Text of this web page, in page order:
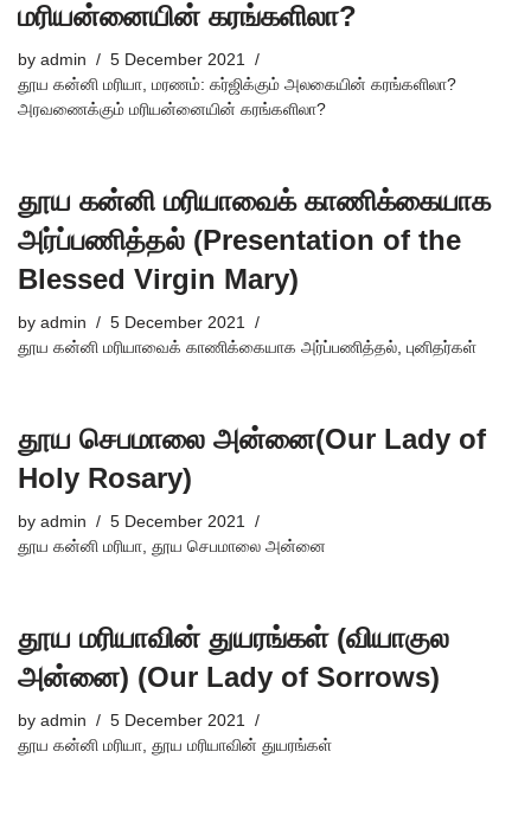
மரியன்னையின் கரங்களிலா?
by admin
5 December 2021
தூய கன்னி மரியா, மரணம்: கர்ஜிக்கும் அலகையின் கரங்களிலா?
அரவணைக்கும் மரியன்னையின் கரங்களிலா?
தூய கன்னி மரியாவைக் காணிக்கையாக
அர்ப்பணித்தல் (Presentation of the
Blessed Virgin Mary)
by admin
5 December 2021
தூய கன்னி மரியாவைக் காணிக்கையாக அர்ப்பணித்தல், புனிதர்கள்
தூய செபமாலை அன்னை(Our Lady of
Holy Rosary)
by admin
5 December 2021
தூய கன்னி மரியா, தூய செபமாலை அன்னை
தூய மரியாவின் துயரங்கள் (வியாகுல
அன்னை) (Our Lady of Sorrows)
by admin
5 December 2021
தூய கன்னி மரியா, தூய மரியாவின் துயரங்கள்